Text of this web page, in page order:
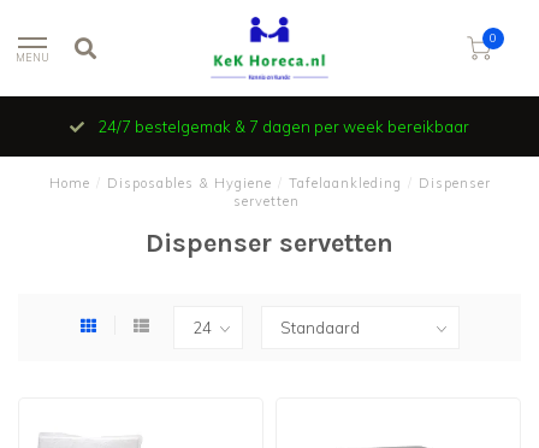
MENU
0
24/7 bestelgemak & 7 dagen per week bereikbaar
Home Disposables & Hygiene Tafelaankleding
Dispenser
servetten
Dispenser servetten